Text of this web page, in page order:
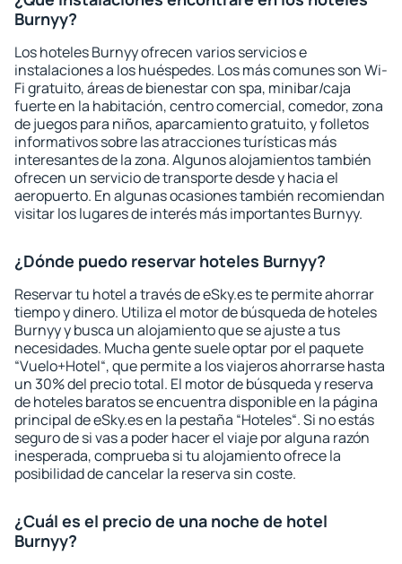
Burnyy?
Los hoteles Burnyy ofrecen varios servicios e
instalaciones a los huéspedes. Los más comunes son Wi-
Fi gratuito, áreas de bienestar con spa, minibar/caja
fuerte en la habitación, centro comercial, comedor, zona
de juegos para niños, aparcamiento gratuito, y folletos
informativos sobre las atracciones turísticas más
interesantes de la zona. Algunos alojamientos también
ofrecen un servicio de transporte desde y hacia el
aeropuerto. En algunas ocasiones también recomiendan
visitar los lugares de interés más importantes Burnyy.
¿Dónde puedo reservar hoteles Burnyy?
Reservar tu hotel a través de eSky.es te permite ahorrar
tiempo y dinero. Utiliza el motor de búsqueda de hoteles
Burnyy y busca un alojamiento que se ajuste a tus
necesidades. Mucha gente suele optar por el paquete
“Vuelo+Hotel“, que permite a los viajeros ahorrarse hasta
un 30% del precio total. El motor de búsqueda y reserva
de hoteles baratos se encuentra disponible en la página
principal de eSky.es en la pestaña “Hoteles“. Si no estás
seguro de si vas a poder hacer el viaje por alguna razón
inesperada, comprueba si tu alojamiento ofrece la
posibilidad de cancelar la reserva sin coste.
¿Cuál es el precio de una noche de hotel
Burnyy?